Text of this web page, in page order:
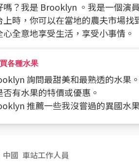
嗎？我是 Brooklyn 。我是一個演
上時，你可以在當地的農夫市場找
心全意地享受生活，享受小事情。
各種水果
詢問最甜美和最熟透的水果。
否有水果的特價或優惠。
推薦一些我沒嘗過的異國水
中國 車站工作人員